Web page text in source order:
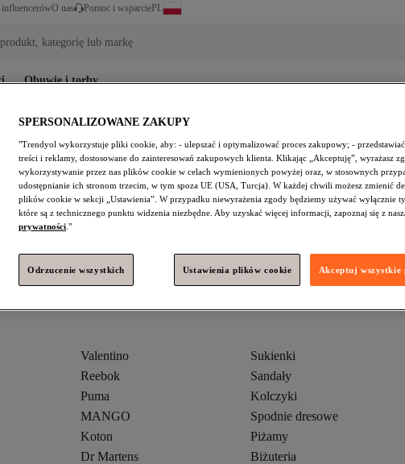
influencerówO nas Pomoc i wsparciePL
kategorię lub markę
Obuwie i torby
Valentino
Reebok
Puma
MANGO
Koton
Dr Martens
Sukienki
Sandały
Kolczyki
Spodnie dresowe
Piżamy
Biżuteria
SPERSONALIZOWANE ZAKUPY
"Trendyol wykorzystuje pliki cookie, aby: - ulepszać i optymalizować proces zakupowy; - przedstawiać
treści i reklamy, dostosowane do zainteresowań zakupowych klienta. Klikając „Akceptuję”, wyrażasz
wykorzystywanie przez nas plików cookie w celach wymienionych powyżej oraz, w stosownych
udostępnianie ich stronom trzecim, w tym spoza UE (USA, Turcja). W każdej chwili możesz zmienić
plików cookie w sekcji „Ustawienia”. W przypadku niewyrażenia zgody będziemy używać wyłącznie
które są z technicznego punktu widzenia niezbędne. Aby uzyskać więcej informacji, zapoznaj się z
prywatności ."
Odrzucenie wszystkich Ustawienia plików cookie Akceptuj wszystkie